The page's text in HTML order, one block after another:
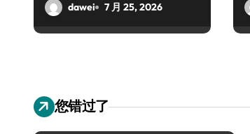
dawei 7 月 25, 2026
您错过了